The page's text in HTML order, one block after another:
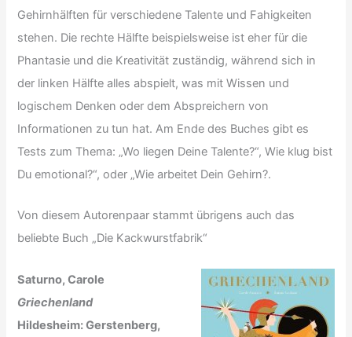
Gehirnhälften für verschiedene Talente und Fahigkeiten
stehen. Die rechte Hälfte beispielsweise ist eher für die
Phantasie und die Kreativität zuständig, während sich in
der linken Hälfte alles abspielt, was mit Wissen und
logischem Denken oder dem Abspreichern von
Informationen zu tun hat. Am Ende des Buches gibt es
Tests zum Thema: „Wo liegen Deine Talente?“, Wie klug bist
Du emotional?“, oder „Wie arbeitet Dein Gehirn?.
Von diesem Autorenpaar stammt übrigens auch das
beliebte Buch „Die Kackwurstfabrik“
Saturno, Carole
Griechenland
Hildesheim: Gerstenberg,